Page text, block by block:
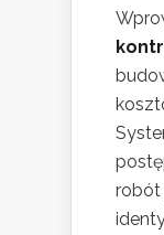
robót